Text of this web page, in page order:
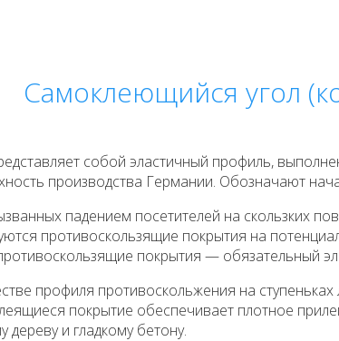
Самоклеющийся угол
собой эластичный профиль,
производства Германии. Обозначают
падением посетителей на скользких
противоскользящие покрытия на
покрытия — обязательный
профиля противоскольжения на
покрытие обеспечивает плотное
дереву и гладкому бетону.